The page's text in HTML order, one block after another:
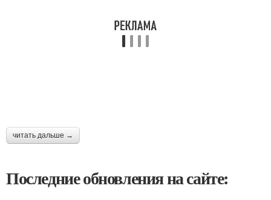
читать дальше →
Последние обновления на сайте: